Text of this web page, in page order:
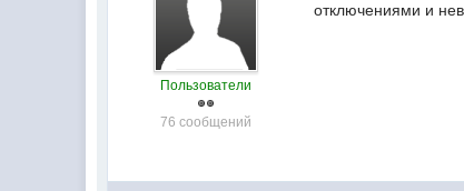
Пользователи
76 сообщений
отключениями и